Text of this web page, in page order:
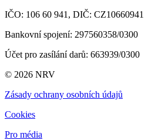
IČO: 106 60 941, DIČ: CZ10660941
Bankovní spojení: 297560358/0300
Účet pro zasílání darů: 663939/0300
© 2026 NRV
Zásady ochrany osobních údajů
Cookies
Pro média